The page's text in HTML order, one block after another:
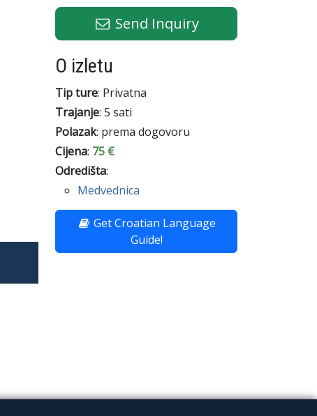
Send Inquiry
O izletu
Tip ture: Privatna
Trajanje: 5 sati
Polazak: prema dogovoru
Cijena: 75 €
Odredišta:
Medvednica
Get Croatian Language
Guide!